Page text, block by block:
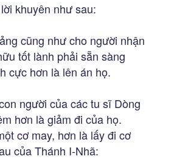
khuyên như sau:
cũng như cho người nhận
tốt lành phải sẵn sàng
cực hơn là lên án họ.
người của các tu sĩ Dòng
hơn là giảm đi của họ.
cơ may, hơn là lấy đi cơ
của Thánh I-Nhã: